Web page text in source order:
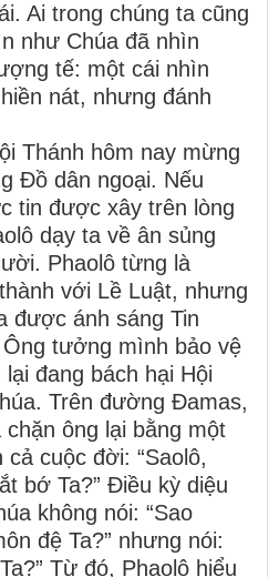
Ai trong chúng ta cũng
như Chúa đã nhìn
tế: một cái nhìn
nát, nhưng đánh
Thánh hôm nay mừng
Đồ dân ngoại. Nếu
tin được xây trên lòng
dạy ta về ân sủng
Phaolô từng là
với Lề Luật, nhưng
được ánh sáng Tin
tưởng mình bảo vệ
đang bách hại Hội
Trên đường Đamas,
chặn ông lại bằng một
cuộc đời: “Saolô,
bớ Ta?” Điều kỳ diệu
không nói: “Sao
đệ Ta?” nhưng nói:
Từ đó, Phaolô hiểu